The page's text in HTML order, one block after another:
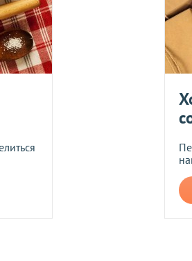
после звонка нашего менеджера.
Новой почтой).
согласно Закону «О защите прав